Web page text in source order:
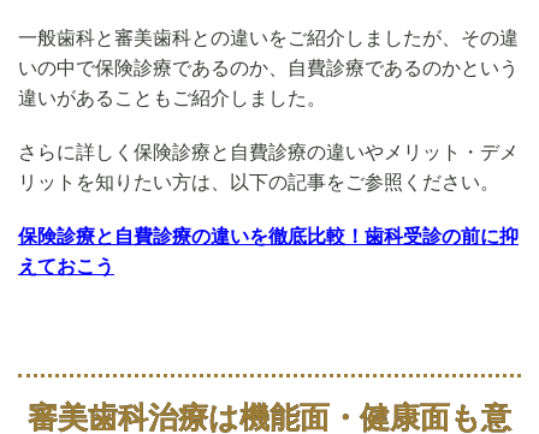
一般歯科と審美歯科との違いをご紹介しましたが、その違
いの中で保険診療であるのか、自費診療であるのかという
違いがあることもご紹介しました。
さらに詳しく保険診療と自費診療の違いやメリット・デメ
リットを知りたい方は、以下の記事をご参照ください。
保険診療と自費診療の違いを徹底比較！歯科受診の前に抑
えておこう
審美歯科治療は機能面・健康面も意